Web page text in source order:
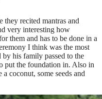
recited mantras and
very interesting how
them and has to be done in a
I think was the most
his family passed to the
put the foundation in. Also in
coconut, some seeds and